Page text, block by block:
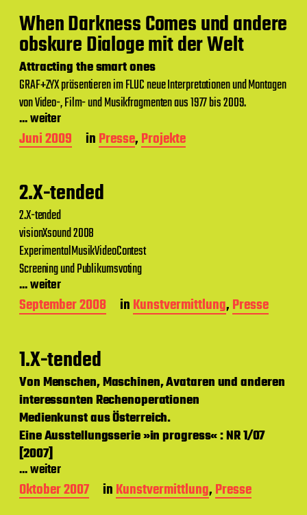
t
r
a
g
s
d
a
t
u
m
When Darkness Comes und andere
obskure Dialoge mit der Welt
Attracting the smart ones
GRAF+ZYX präsentieren im FLUC neue Interpretationen und Montagen
von Video-, Film- und Musikfragmenten aus 1977 bis 2009.
... weiter
B
e
t
r
a
g
s
d
a
t
u
m
Juni 2009 inPresse,Projekte
2.X-tended
2.X-tended
visionXsound 2008
ExperimentalMusikVideoContest
Screening und Publikumsvoting
... weiter
B
e
t
r
a
g
s
d
a
t
u
m
September 2008 inKunstvermittlung,Presse
1.X-tended
Von Menschen, Maschinen, Avataren und anderen
interessanten Rechenoperationen
Medienkunst aus Österreich.
Eine Ausstellungsserie »in progress« : NR 1/07
[2007]
... weiter
B
e
Oktober 2007 inKunstvermittlung,Presse